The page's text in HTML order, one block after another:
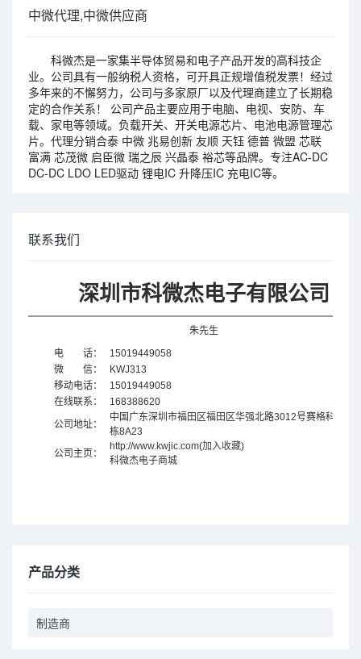
中微代理,中微供应商
科微杰是一家集半导体贸易和电子产品开发的高科技企
业。公司具有一般纳税人资格，可开具正规增值税发票！经过
多年来的不懈努力，公司与多家原厂以及代理商建立了长期稳
定的合作关系！ 公司产品主要应用于电脑、电视、安防、车
载、家电等领域。负载开关、开关电源芯片、电池电源管理芯
片。代理分销合泰 中微 兆易创新 友顺 天钰 德普 微盟 芯联
富满 芯茂微 启臣微 瑞之辰 兴晶泰 裕芯等品牌。专注AC-DC
DC-DC LDO LED驱动 锂电IC 升降压IC 充电IC等。
联系我们
深圳市科微杰电子有限公司
朱先生
电 话：
15019449058
微 信：
KWJ313
移动电话：
15019449058
在线联系：
168388620
公司地址：
中国广东深圳市福田区福田区华强北路3012号赛格科技园4
栋8A23
公司主页：
http://www.kwjic.com(加入收藏)
科微杰电子商城
产品分类
制造商